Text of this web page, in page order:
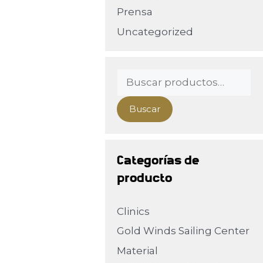
Prensa
Uncategorized
Buscar
Categorías de
producto
Clinics
Gold Winds Sailing Center
Material